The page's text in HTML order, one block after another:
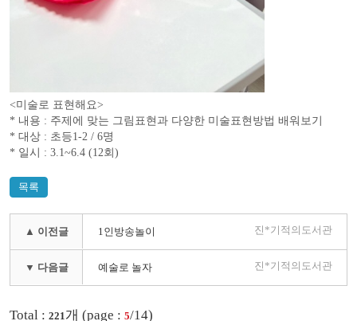
<미술로 표현해요>
* 내용 : 주제에 맞는 그림표현과 다양한 미술표현방법 배워보기
* 대상 : 초등1-2 / 6명
* 일시 : 3.1~6.4 (12회)
목록
▲ 이전글 1인방송놀이 진*기적의도서관
▼ 다음글 예술로 놀자 진*기적의도서관
Total : 221개 (page : 5/14)